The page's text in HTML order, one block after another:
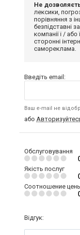
Не
лексики,
порівняння з
безпідставні
компанії і /
сторонні
самореклама.
Введіть email:
Ваш e-mail не
або
Обслуговування
Якість послуг
Соотношение
Відгук: